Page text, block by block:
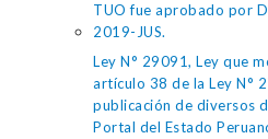
TUO fue aprobado por
2019-JUS.
Ley N° 29091, Ley que
artículo 38 de la Ley N°
publicación de diversos
Portal del Estado